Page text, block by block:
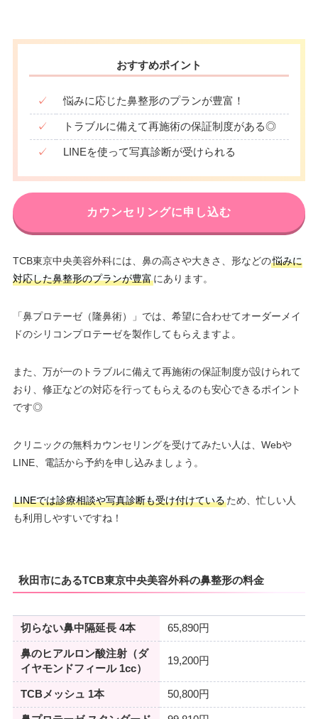
おすすめポイント
✓ 悩みに応じた鼻整形のプランが豊富！
✓ トラブルに備えて再施術の保証制度がある◎
✓ LINEを使って写真診断が受けられる
カウンセリングに申し込む
TCB東京中央美容外科には、鼻の高さや大きさ、形などの悩みに
対応した鼻整形のプランが豊富にあります。
「鼻プロテーゼ（隆鼻術）」では、希望に合わせてオーダーメイ
ドのシリコンプロテーゼを製作してもらえますよ。
また、万が一のトラブルに備えて再施術の保証制度が設けられて
おり、修正などの対応を行ってもらえるのも安心できるポイント
です◎
クリニックの無料カウンセリングを受けてみたい人は、Webや
LINE、電話から予約を申し込みましょう。
LINEでは診療相談や写真診断も受け付けているため、忙しい人
も利用しやすいですね！
秋田市にあるTCB東京中央美容外科の鼻整形の料金
切らない鼻中隔延長 4本 65,890円
鼻のヒアルロン酸注射（ダ
イヤモンドフィール 1cc）
19,200円
TCBメッシュ 1本 50,800円